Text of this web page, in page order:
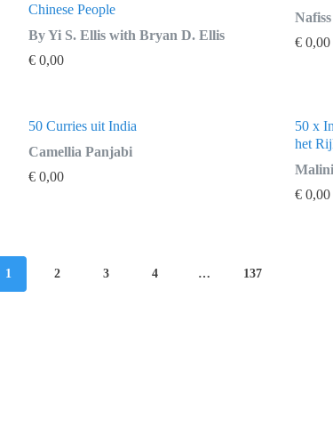
Chinese People
By Yi S. Ellis with Bryan D. Ellis
€0,00
€ 0,00
50 Curries uit India
Camellia Panjabi
€0,00
50 x
het
€ 0,00
1 2 3 4 … 137